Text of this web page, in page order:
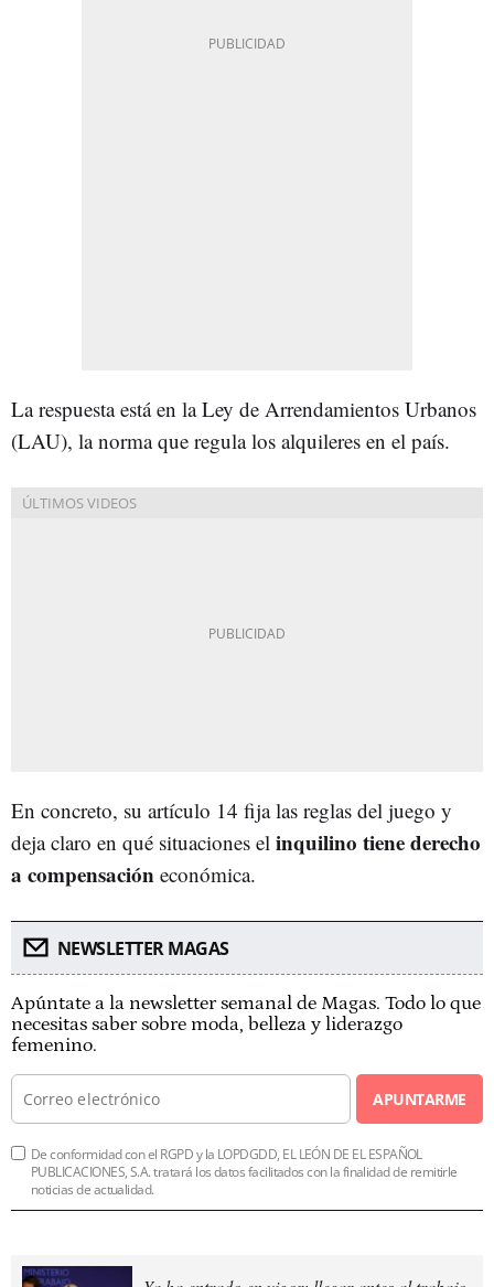
La respuesta está en la Ley de Arrendamientos Urbanos
(LAU), la norma que regula los alquileres en el país.
En concreto, su artículo 14 fija las reglas del juego y
deja claro en qué situaciones el inquilino tiene derecho
a compensación económica.
NEWSLETTER MAGAS
Apúntate a la newsletter semanal de Magas. Todo lo que
necesitas saber sobre moda, belleza y liderazgo
femenino.
APUNTARME
De conformidad con el RGPD y la LOPDGDD, EL LEÓN DE EL ESPAÑOL
PUBLICACIONES, S.A. tratará los datos facilitados con la finalidad de remitirle
noticias de actualidad.